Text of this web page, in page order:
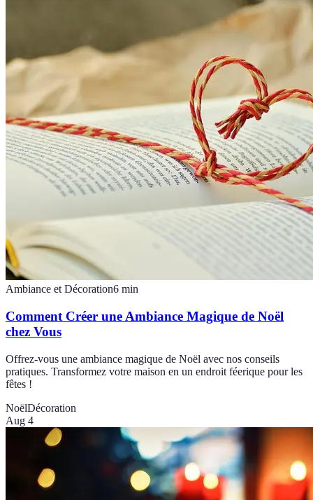
Ambiance et Décoration6 min
Comment Créer une Ambiance Magique de Noël
chez Vous
Offrez-vous une ambiance magique de Noël avec nos conseils
pratiques. Transformez votre maison en un endroit féerique pour les
fêtes !
NoëlDécoration
Aug 4